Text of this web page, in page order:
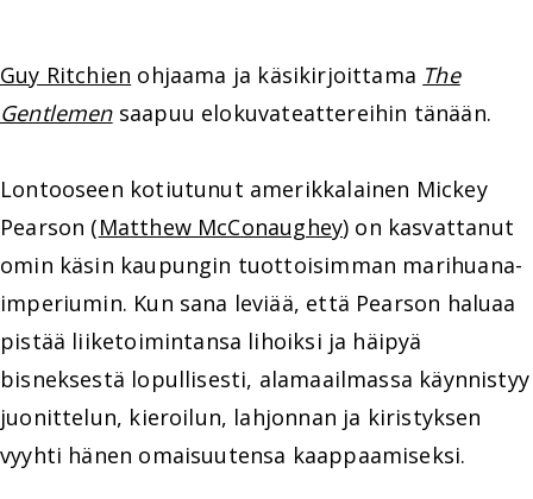
Guy Ritchien ohjaama ja käsikirjoittama The
Gentlemensaapuu elokuvateattereihin tänään.
Lontooseen kotiutunut amerikkalainen Mickey
Pearson (Matthew McConaughey) on kasvattanut
omin käsin kaupungin tuottoisimman marihuana-
imperiumin. Kun sana leviää, että Pearson haluaa
pistää liiketoimintansa lihoiksi ja häipyä
bisneksestä lopullisesti, alamaailmassa käynnistyy
juonittelun, kieroilun, lahjonnan ja kiristyksen
vyyhti hänen omaisuutensa kaappaamiseksi.